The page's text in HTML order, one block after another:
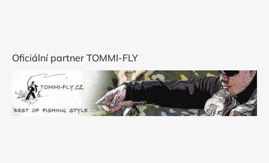
Oficiální partner TOMMI-FLY